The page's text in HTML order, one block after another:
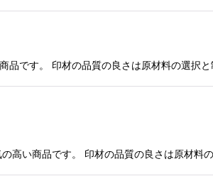
です。 印材の品質の良さは原材料の選択
高い商品です。 印材の品質の良さは原材